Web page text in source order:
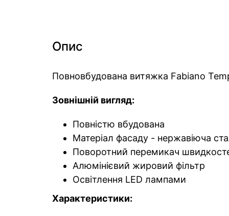
Опис
Повновбудована витяжка Fabiano
Зовнішній вигляд:
Повністю вбудована
Матеріал фасаду - нержавіюча
Поворотний перемикач
Алюмінієвий жировий фільтр
Освітлення LED лампами
Характеристики: